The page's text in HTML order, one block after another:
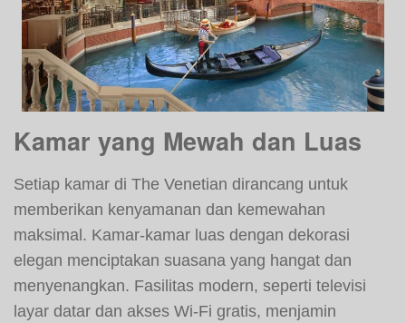
Kamar yang Mewah dan Luas
Setiap kamar di The Venetian dirancang untuk
memberikan kenyamanan dan kemewahan
maksimal. Kamar-kamar luas dengan dekorasi
elegan menciptakan suasana yang hangat dan
menyenangkan. Fasilitas modern, seperti televisi
layar datar dan akses Wi-Fi gratis, menjamin